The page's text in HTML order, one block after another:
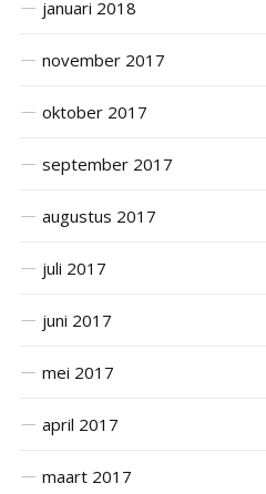
januari 2018
november 2017
oktober 2017
september 2017
augustus 2017
juli 2017
juni 2017
mei 2017
april 2017
maart 2017